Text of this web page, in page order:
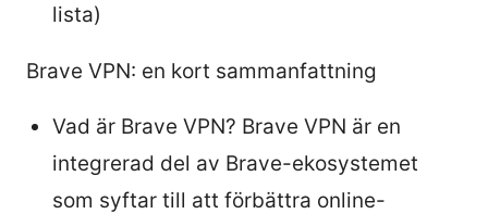
lista)
Brave VPN: en kort sammanfattning
Vad är Brave VPN? Brave VPN är en
integrerad del av Brave-ekosystemet
som syftar till att förbättra online-